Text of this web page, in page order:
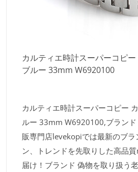
カルティエ時計スーパーコピ
ブルー 33mm W6920100
カルティエ時計スーパーコピー
ルー 33mm W6920100,ブランド
販専門店levekopiでは最新のブラ
ン、トレンドを先取りした高品
届け！ブランド 偽物を取り扱う